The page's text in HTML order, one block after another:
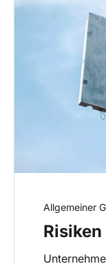
Allgemeiner